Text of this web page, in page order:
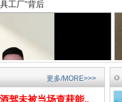
详解投资理财陷阱
酒驾未被当场查获能..
更多/MORE>>>